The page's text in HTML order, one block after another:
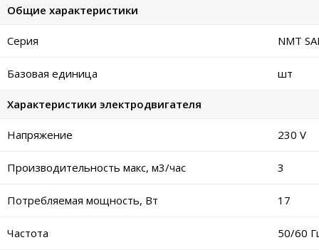
Общие характеристики
Серия NMT
Базовая единица шт
Характеристики электродвигателя
Напряжение 230 V
Производительность макс, м3/час 3
Потребляемая мощность, Вт 17
Частота 50/60